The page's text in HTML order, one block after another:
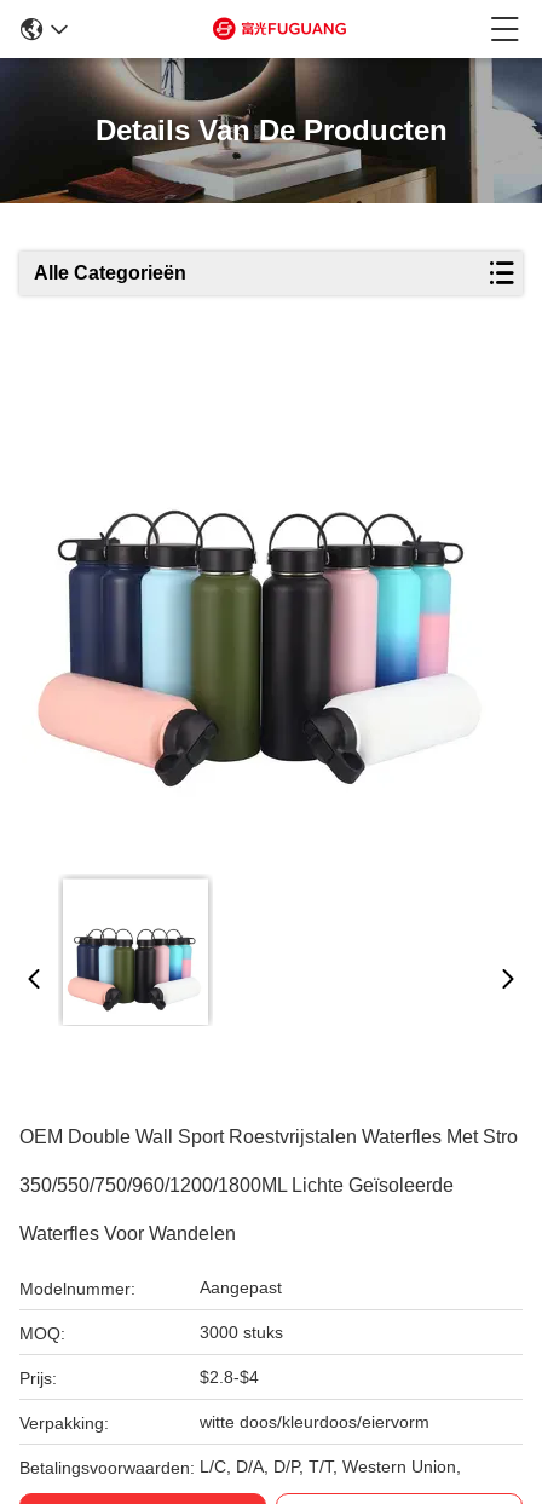
Details Van De Producten
Alle Categorieën
OEM Double Wall Sport Roestvrijstalen Waterfles Met Stro
350/550/750/960/1200/1800ML Lichte Geïsoleerde
Waterfles Voor Wandelen
Modelnummer: Aangepast
MOQ: 3000 stuks
Prijs: $2.8-$4
Verpakking: witte doos/kleurdoos/eiervorm
Betalingsvoorwaarden: L/C, D/A, D/P, T/T, Western Union,